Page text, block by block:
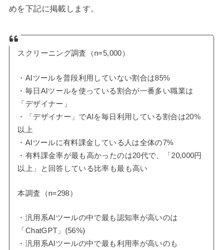
めを下記に掲載します。
スクリーニング調査（n=5,000）
・AIツールを普段利用していない割合は85%
・毎日AIツールを使っている割合が一番多い職業は
「デザイナー」
・「デザイナー」でAIを毎日利用している割合は20%
以上
・AIツールに有料課金している人は全体の7%
・有料課金率が最も高かったのは20代で、「20,000円
以上」と回答している比率も最も高い
本調査（n=298）
・汎用系AIツールの中で最も認知率が高いのは
「ChatGPT」(56%)
・汎用系AIツールの中で最も利用率が高いのも